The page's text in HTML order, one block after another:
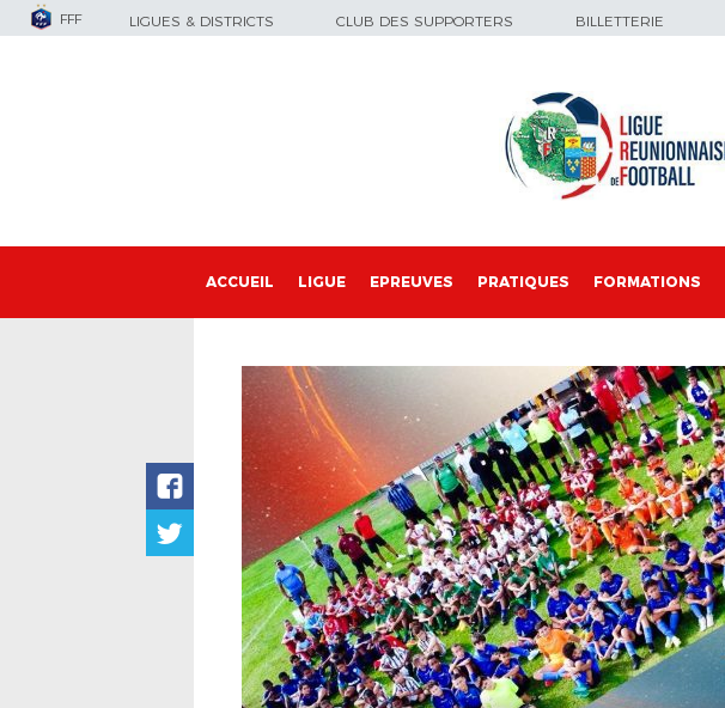
FFF LIGUES & DISTRICTS CLUB DES SUPPORTERS BILLETTERIE
ACCUEIL LIGUE EPREUVES PRATIQUES FORMATIONS